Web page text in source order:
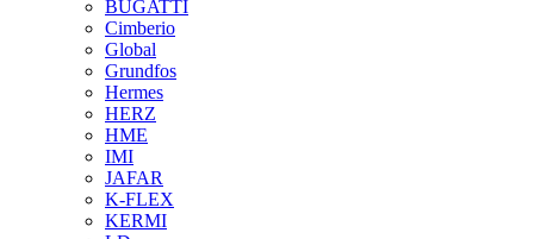
BUGATTI
Cimberio
Global
Grundfos
Hermes
HERZ
HME
IMI
JAFAR
K-FLEX
KERMI